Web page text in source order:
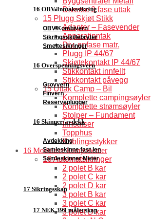
16 OBV/Inntakssikring
OBV/Kombivern
Sikringsskillebryter
Smeltesikringer
16 Overspenningsvern
Grovvern
Finvern
Reserveplugger
16 Skinner/avdekk
Avdekking
Samleskinne fast len
Samleskinner Meter
17 Sikringsskap
17 NEK 399 målerskap
Diverse 3 fase uttak
15 Plugg Skjøt Stikk
Adapter – Fasevender
Apparatinntak
Div. enfase matr.
Plugg IP 44/67
Skjøtekontakt IP 44/67
Stikkontakt innfellt
Stikkontakt påvegg
15 Uttak Camp – Bil
Komplette campingsøyler
Komplette strømsøyler
Stolper – Fundament
Innsatser
Topphus
Koblingsstykker
16 Modulære komponenter
16 Automatsikringer
2 polet B kar
2 polet C kar
2 polet D kar
3 polet B kar
3 polet C kar
3 polet D kar